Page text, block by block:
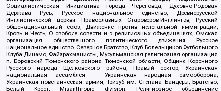
Социалистическая Инициатива города Череповца, Духовно-Родовая
Держава Русь, Русское национальное единство, Древнерусской
Инглистической церкви Православных Староверов-Инглингов, Русский
общенациональный союз, Движение против нелегальной иммиграции,
Кровь и Честь, О свободе совести и о религиозных объединениях, Омская
организация общественного политического движения Русское
национальное единство, Северное Братство, Клуб Болельщиков Футбольного
Клуба Динамо, Файзрахманисты, Мусульманская религиозная организация
п. Боровский Тюменского района Тюменской области, Община Коренного
Русского народа Щелковского района, Правый сектор, Украинская
национальная ассамблея – Украинская народная самооборона,
Украинская повстанческая армия, Тризуб им. Степана Бандеры, Братство,
Белый Крест, Misanthropic division, Религиозное объединение